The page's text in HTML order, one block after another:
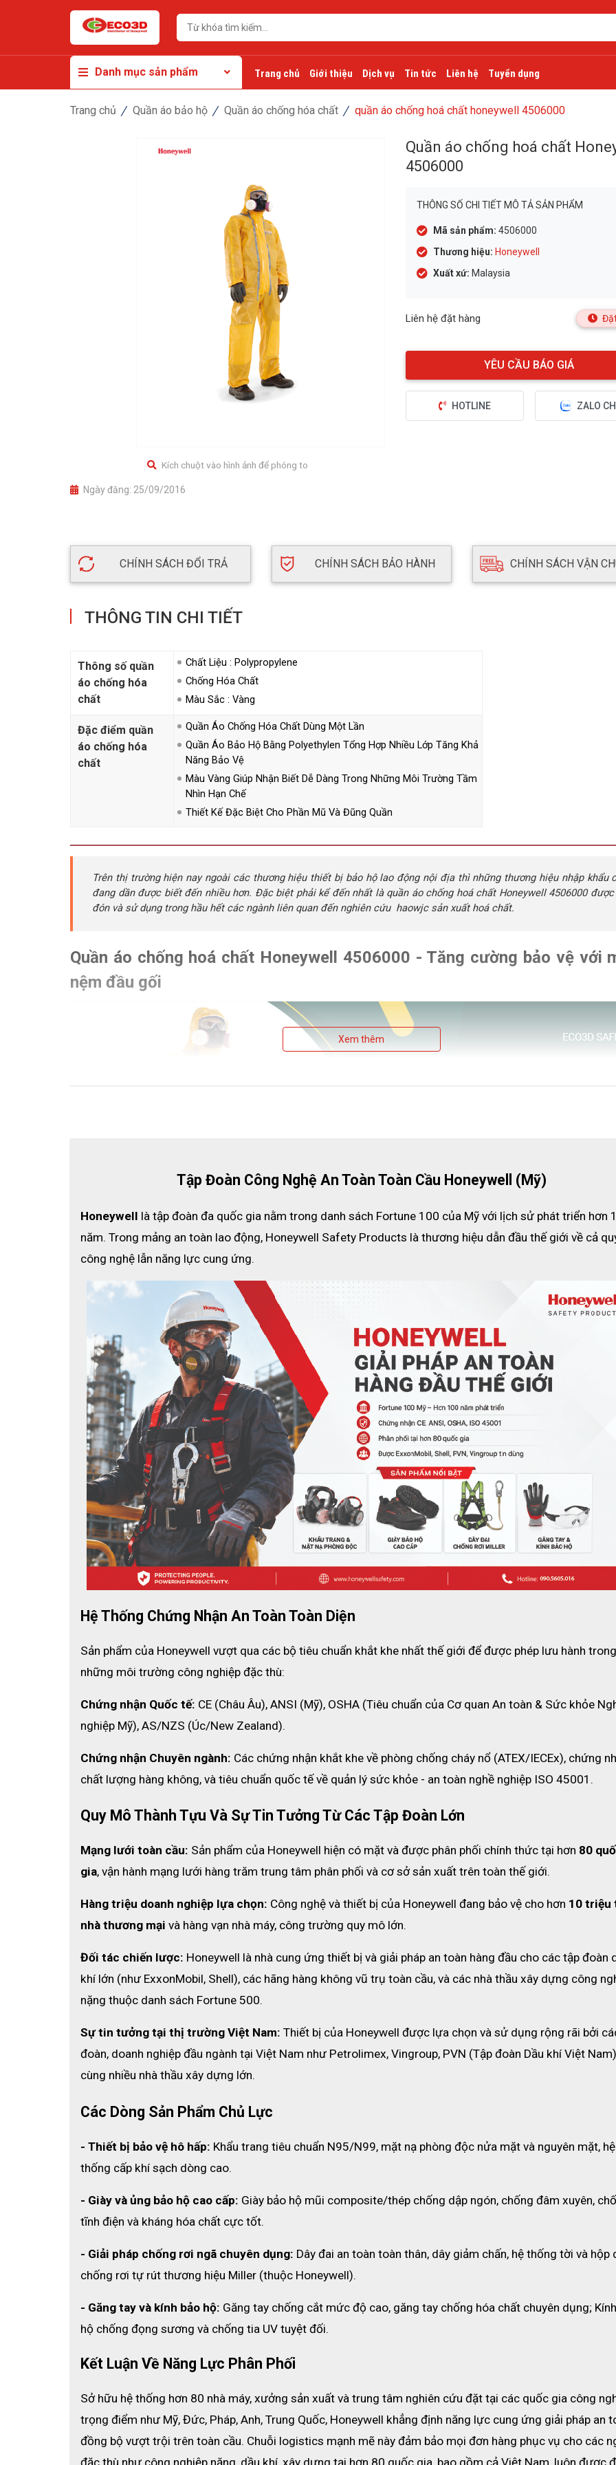
Danh mục sản phẩm Trang chủ Giới thiệu Dịch vụ Tin tức Liên hệ Tuyển dụng
Trang chủ Quần áo bảo hộ Quần áo chống hóa chất quần áo chống hoá chất honeywell 4506000
Kích chuột vào hình ảnh để phóng to
Ngày đăng: 25/09/2016
Quần áo chống hoá chất
4506000
THÔNG SỐ CHI TIẾT MÔ TẢ SẢN PHẨM
Mã sản phẩm: 4506000
Thương hiệu: Honeywell
Xuất xứ: Malaysia
Liên hệ đặt hàng
HOTLINE ZALO
CHÍNH SÁCH ĐỔI TRẢ CHÍNH SÁCH BẢO HÀNH CHÍNH SÁCH VẬN
THÔNG TIN CHI TIẾT
Thông số quần
áo chống hóa
chất
Chất Liệu : Polypropylene
Chống Hóa Chất
Màu Sắc : Vàng
Đặc điểm quần
áo chống hóa
chất
Quần Áo Chống Hóa Chất Dùng Một Lần
Quần Áo Bảo Hộ Bằng Polyethylen Tổng Hợp Nhiều Lớp Tăng Khả
Năng Bảo Vệ
Màu Vàng Giúp Nhận Biết Dễ Dàng Trong Những Môi Trường Tầm
Nhìn Hạn Chế
Thiết Kế Đặc Biệt Cho Phần Mũ Và Đũng Quần
Trên thị trường hiện nay ngoài các thương hiệu thiết bị bảo hộ lao động nội địa thì những thương hiệu nhập khẩu
đang dần được biết đến nhiều hơn. Đặc biệt phải kể đến nhất là quần áo chống hoá chất Honeywell 4506000
đón và sử dụng trong hầu hết các ngành liên quan đến nghiên cứu haowjc sản xuất hoá chất.
Quần áo chống hoá chất Honeywell 4506000 - Tăng cường bảo vệ với
nệm đầu gối
Bộ quần áo được làm từ chất liệu Polypropylene nhiều lớp với màng polyethylene - 80 g / m² có độ bền cao và khả
hoá chất tốt
Phía trước bộ quần áo cũng được thiết kế thêm 2 dải màu xám kèm thêm màu sắc vàng chủ đạo giúp tăng cao cho độ
diện của người dùng với các môi trường thiếu sáng
Tăng cường thêm sự bảo vệ hơn với hai miếng nệm đầu gối mà ở các bộ quần áo chống hoá chất thông thường không
Form dáng vừa vặn với nhiều kích cỡ khác nhau đảm bảo phù hợp với mọi kích thước của người dùng
Khoá zip hai chiều trơn mượt tiết kiệm cho các công đoạn mặc và tháo thiết bị mà vẫn đảm bảo về độ kín khít trước
nhân gây hại
Ngăn các giọt bắn tốt hơn với phần nắp khoá ngoài
Bên cạnh đó để bảo vệ tốt hơn nữa cho người dùng thì bộ quần áo còn được kết cấu thêm cả chun ở cả phần cổ tay
Mua quần áo chống hoá chất Honewyell chính hãng tại ECO3D
ECO3D SAFETY chuyên phân phối các thiết bị quần áo chống hoá chất chính hãng Honeywell. Tại sao nên chọn ECO3D
phải nhà phân phối khác?
Phân phối trực tiếp không qua trung gian, giá thành tận gốc
Chiết khấu siêu cao với các đơn hàng đặt trước và số lượng lớn
Có app công nghệ chuyên biệt để tra cứu thông tin sản phẩm và theo dõi đơn hàng
Đội ngũ tư vấn viên chuyên nghiệp luôn sẵn sàng 24/7
tham gia các khoá học nâng cao về sử dụng thiết bị chuyên sâu. Để biết thêm thông tin chi tiết liên hệ ngay:
Xem thêm
Tập Đoàn Công Nghệ An Toàn Toàn Cầu Honeywell (Mỹ)
Honeywell là tập đoàn đa quốc gia nằm trong danh sách Fortune 100 của Mỹ với lịch sử phát triển hơn
năm. Trong mảng an toàn lao động, Honeywell Safety Products là thương hiệu dẫn đầu thế giới về cả
công nghệ lẫn năng lực cung ứng.
Hệ Thống Chứng Nhận An Toàn Toàn Diện
Sản phẩm của Honeywell vượt qua các bộ tiêu chuẩn khắt khe nhất thế giới để được phép lưu hành trong
những môi trường công nghiệp đặc thù:
Chứng nhận Quốc tế: CE (Châu Âu), ANSI (Mỹ), OSHA (Tiêu chuẩn của Cơ quan An toàn & Sức khỏe
nghiệp Mỹ), AS/NZS (Úc/New Zealand).
Chứng nhận Chuyên ngành: Các chứng nhận khắt khe về phòng chống cháy nổ (ATEX/IECEx), chứng
chất lượng hàng không, và tiêu chuẩn quốc tế về quản lý sức khỏe - an toàn nghề nghiệp ISO 45001.
Quy Mô Thành Tựu Và Sự Tin Tưởng Từ Các Tập Đoàn Lớn
Mạng lưới toàn cầu: Sản phẩm của Honeywell hiện có mặt và được phân phối chính thức tại hơn 80
gia, vận hành mạng lưới hàng trăm trung tâm phân phối và cơ sở sản xuất trên toàn thế giới.
Hàng triệu doanh nghiệp lựa chọn: Công nghệ và thiết bị của Honeywell đang bảo vệ cho hơn 10 triệu
nhà thương mại và hàng vạn nhà máy, công trường quy mô lớn.
Đối tác chiến lược: Honeywell là nhà cung ứng thiết bị và giải pháp an toàn hàng đầu cho các tập đoàn
khí lớn (như ExxonMobil, Shell), các hãng hàng không vũ trụ toàn cầu, và các nhà thầu xây dựng công
nặng thuộc danh sách Fortune 500.
Sự tin tưởng tại thị trường Việt Nam: Thiết bị của Honeywell được lựa chọn và sử dụng rộng rãi bởi
đoàn, doanh nghiệp đầu ngành tại Việt Nam như Petrolimex, Vingroup, PVN (Tập đoàn Dầu khí Việt Nam)
cùng nhiều nhà thầu xây dựng lớn.
Các Dòng Sản Phẩm Chủ Lực
- Thiết bị bảo vệ hô hấp: Khẩu trang tiêu chuẩn N95/N99, mặt nạ phòng độc nửa mặt và nguyên mặt, hệ
thống cấp khí sạch dòng cao.
- Giày và ủng bảo hộ cao cấp: Giày bảo hộ mũi composite/thép chống dập ngón, chống đâm xuyên,
tĩnh điện và kháng hóa chất cực tốt.
- Giải pháp chống rơi ngã chuyên dụng: Dây đai an toàn toàn thân, dây giảm chấn, hệ thống tời và hộp
chống rơi tự rút thương hiệu Miller (thuộc Honeywell).
- Găng tay và kính bảo hộ: Găng tay chống cắt mức độ cao, găng tay chống hóa chất chuyên dụng;
hộ chống đọng sương và chống tia UV tuyệt đối.
Kết Luận Về Năng Lực Phân Phối
Sở hữu hệ thống hơn 80 nhà máy, xưởng sản xuất và trung tâm nghiên cứu đặt tại các quốc gia công
trọng điểm như Mỹ, Đức, Pháp, Anh, Trung Quốc, Honeywell khẳng định năng lực cung ứng giải pháp an
đồng bộ vượt trội trên toàn cầu. Chuỗi logistics mạnh mẽ này đảm bảo mọi đơn hàng phục vụ cho các
đặc thù như công nghiệp nặng, dầu khí, xây dựng tại hơn 80 quốc gia, bao gồm cả Việt Nam, luôn được